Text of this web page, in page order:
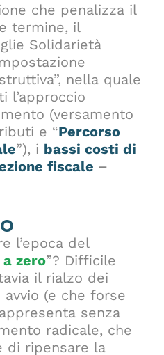
che penalizza il
termine, il
Solidarietà
nella quale
l’approccio
(versamento
e “Percorso
”), i bassi costi di
fiscale –
l’epoca del
zero”? Difficile
il rialzo dei
(e che forse
senza
radicale, che
di ripensare la